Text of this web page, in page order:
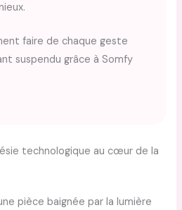
faire de chaque geste
suspendu grâce à Somfy
technologique au cœur de la
pièce baignée par la lumière